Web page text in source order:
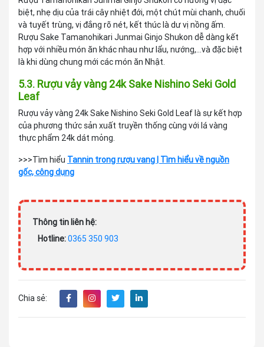
biệt, nhẹ dịu của trái cây nhiệt đới, một chút mùi chanh, chuối
và tuyết trùng, vị đắng rõ nét, kết thúc là dư vị nồng ấm.
Rượu Sake Tamanohikari Junmai Ginjo Shukon dễ dàng kết
hợp với nhiều món ăn khác nhau như lẩu, nướng,...và đặc biệt
là khi dùng chung mới các món ăn Nhật.
5.3. Rượu vảy vàng 24k Sake Nishino Seki Gold
Leaf
Rượu vảy vàng 24k Sake Nishino Seki Gold Leaf là sự kết hợp
của phương thức sản xuất truyền thống cùng với lá vàng
thực phẩm 24k dát mỏng.
>>>Tìm hiểu Tannin trong rượu vang | Tìm hiểu về nguồn
gốc, công dụng
Thông tin liên hệ:
Hotline:0365 350 903
Chia sẻ: